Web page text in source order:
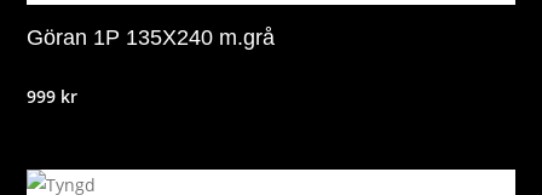
Göran 1P 135X240 m.grå
999 kr